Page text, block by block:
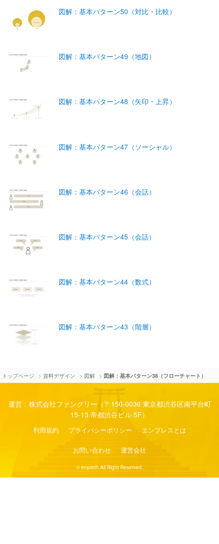
図解：基本パターン50（対比・比較）
図解：基本パターン49（地図）
図解：基本パターン48（矢印・上昇）
図解：基本パターン47（ソーシャル）
図解：基本パターン46（会話）
図解：基本パターン45（会話）
図解：基本パターン44（数式）
図解：基本パターン43（階層）
トップページ > 資料デザイン > 図解 > 図解：基本パターン38（フローチャート）
運営：株式会社ファングリー（〒150-0036 東京都渋谷区南平台町
15-13 帝都渋谷ビル 5F）
利用規約 プライバシーポリシー エンプレスとは
お問い合わせ 運営会社
© enpreth All Right Reserved.